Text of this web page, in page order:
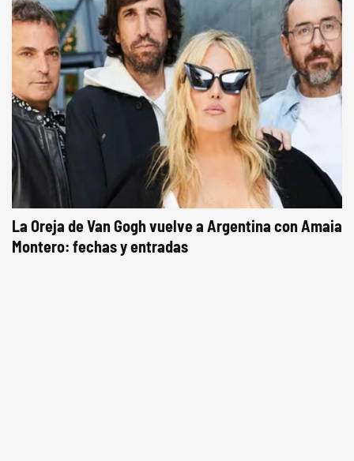
La Oreja de Van Gogh vuelve a Argentina con Amaia
Montero: fechas y entradas